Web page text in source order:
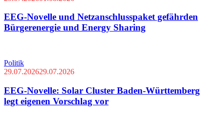
EEG-Novelle und Netzanschlusspaket gefährden
Bürgerenergie und Energy Sharing
Politik
29.07.202629.07.2026
EEG-Novelle: Solar Cluster Baden-Württemberg
legt eigenen Vorschlag vor